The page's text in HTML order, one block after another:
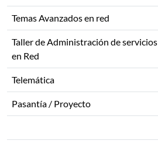
Temas Avanzados en red
Taller de Administración de servicios
en Red
Telemática
Pasantía / Proyecto